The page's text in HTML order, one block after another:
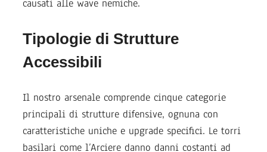
causati alle wave nemiche.
Tipologie di Strutture
Accessibili
Il nostro arsenale comprende cinque categorie
principali di strutture difensive, ognuna con
caratteristiche uniche e upgrade specifici. Le torri
basilari come l’Arciere danno danni costanti ad